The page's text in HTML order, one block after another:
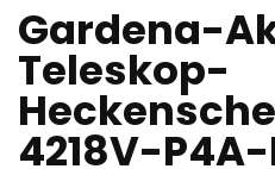
Gardena-
Teleskop-
4218V-